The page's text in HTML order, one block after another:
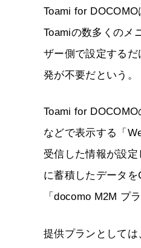
Toami for
Toamiの数多くのメ
ザー側で設定する
発が不要だという。
Toami for
などで表示する「
受信した情報が設
に蓄積したデータ
「docomo M2M プ
提供プランとして